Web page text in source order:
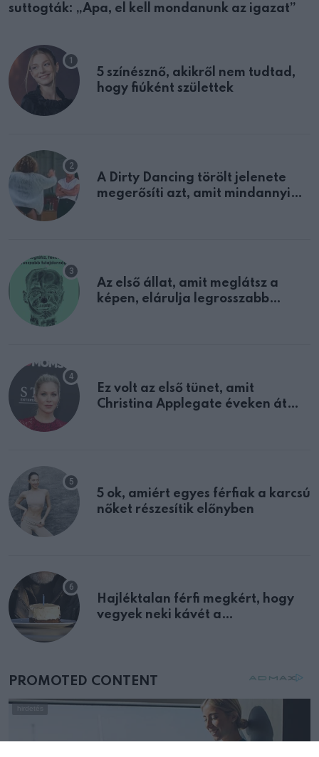
suttogták: „Apa, el kell mondanunk az igazat”
5 színésznő, akikről nem tudtad,
hogy fiúként születtek
A Dirty Dancing törölt jelenete
megerősíti azt, amit mindannyian
Az első állat, amit meglátsz a
képen, elárulja legrosszabb
Ez volt az első tünet, amit
Christina Applegate éveken át
5 ok, amiért egyes férfiak a karcsú
nőket részesítik előnyben
Hajléktalan férfi megkért, hogy
vegyek neki kávét a